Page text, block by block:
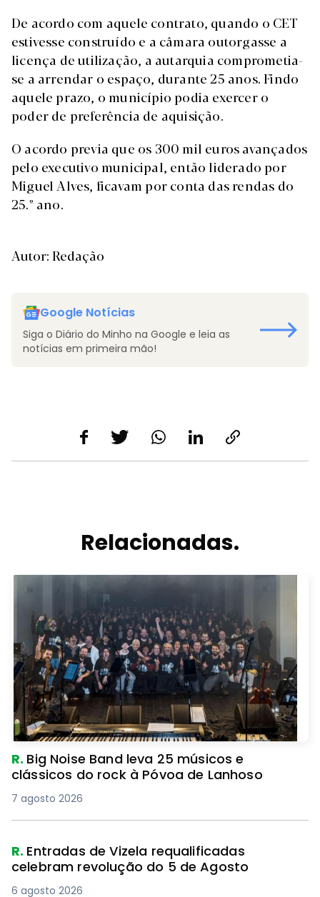
De acordo com aquele contrato, quando o CET
estivesse construído e a câmara outorgasse a
licença de utilização, a autarquia comprometia-
se a arrendar o espaço, durante 25 anos. Findo
aquele prazo, o município podia exercer o
poder de preferência de aquisição.
O acordo previa que os 300 mil euros avançados
pelo executivo municipal, então liderado por
Miguel Alves, ficavam por conta das rendas do
25.º ano.
Autor: Redação
Google Notícias
Siga o Diário do Minho na Google e leia as
notícias em primeira mão!
Relacionadas.
R. Big Noise Band leva 25 músicos e
clássicos do rock à Póvoa de Lanhoso
7 agosto 2026
R. Entradas de Vizela requalificadas
celebram revolução do 5 de Agosto
6 agosto 2026